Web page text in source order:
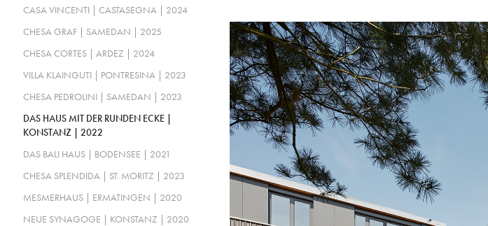
CASA VINCENTI | CASTASEGNA | 2024
CHESA GRAF | SAMEDAN | 2025
CHESA CORTES | ARDEZ | 2024
VILLA KLAINGUTI | PONTRESINA | 2023
CHESA PEDROLINI | SAMEDAN | 2023
DAS HAUS MIT DER RUNDEN ECKE |
KONSTANZ | 2022
DAS BALI HAUS | BODENSEE | 2021
CHESA SPLENDIDA | ST. MORITZ | 2023
MESMERHAUS | ERMATINGEN | 2020
NEUE SYNAGOGE | KONSTANZ | 2020